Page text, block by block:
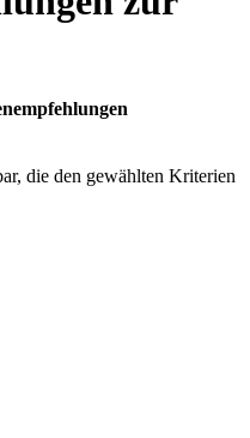
die den gewählten Kriterien